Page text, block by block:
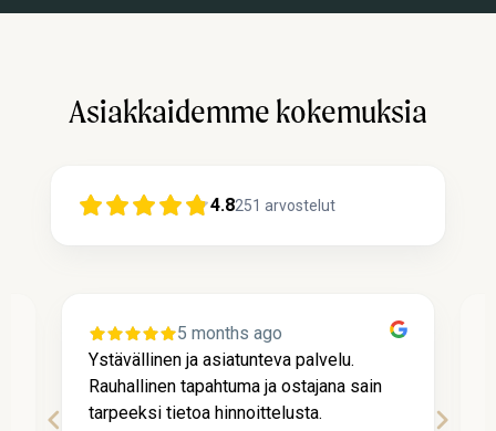
Asiakkaidemme kokemuksia
4.8251 arvostelut
5 months ago
Palvelun nopeus, vaivattomuus ja hyvä
tarjous johti kauppaan kanssanne.
Asiaskaskokemus oli kaikin puolin hyvä!!